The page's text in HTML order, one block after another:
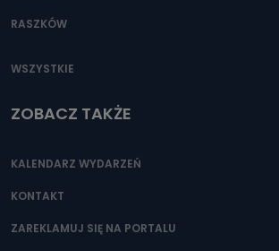
RASZKÓW
WSZYSTKIE
ZOBACZ TAKŻE
KALENDARZ WYDARZEŃ
KONTAKT
ZAREKLAMUJ SIĘ NA PORTALU